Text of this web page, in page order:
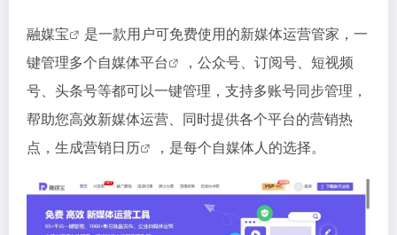
融媒宝
是一款用户可免费使用的新媒体运营管家，一
键管理多个自媒体平台
，公众号、订阅号、短视频
号、头条号等都可以一键管理，支持多账号同步管理，
帮助您高效新媒体运营、同时提供各个平台的营销热
点，生成营销日历 ，是每个自媒体人的选择。